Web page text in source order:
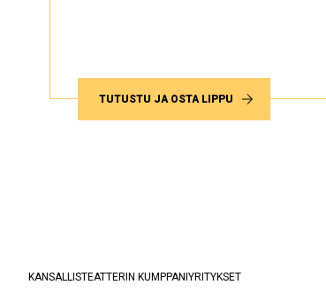
TUTUSTU JA OSTA LIPPU
KANSALLISTEATTERIN KUMPPANIYRITYKSET